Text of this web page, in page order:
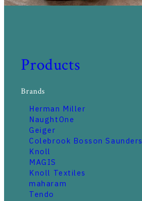
Products
Brands
Herman Miller
NaughtOne
Geiger
Colebrook Bosson Saunders
Knoll
MAGIS
Knoll Textiles
maharam
Tendo